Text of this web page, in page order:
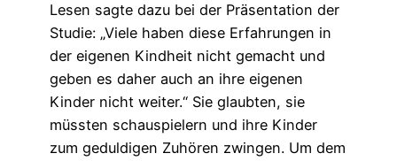
Lesen sagte dazu bei der Präsentation der
Studie: „Viele haben diese Erfahrungen in
der eigenen Kindheit nicht gemacht und
geben es daher auch an ihre eigenen
Kinder nicht weiter.“ Sie glaubten, sie
müssten schauspielern und ihre Kinder
zum geduldigen Zuhören zwingen. Um dem